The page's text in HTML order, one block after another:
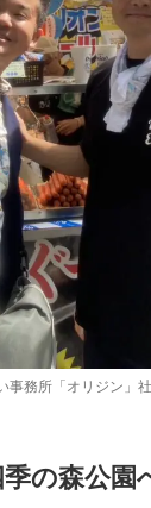
事務所「オリジン」
の森公園